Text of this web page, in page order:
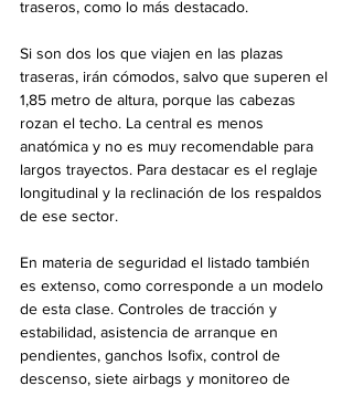
traseros, como lo más destacado.
Si son dos los que viajen en las plazas
traseras, irán cómodos, salvo que superen el
1,85 metro de altura, porque las cabezas
rozan el techo. La central es menos
anatómica y no es muy recomendable para
largos trayectos. Para destacar es el reglaje
longitudinal y la reclinación de los respaldos
de ese sector.
En materia de seguridad el listado también
es extenso, como corresponde a un modelo
de esta clase. Controles de tracción y
estabilidad, asistencia de arranque en
pendientes, ganchos Isofix, control de
descenso, siete airbags y monitoreo de